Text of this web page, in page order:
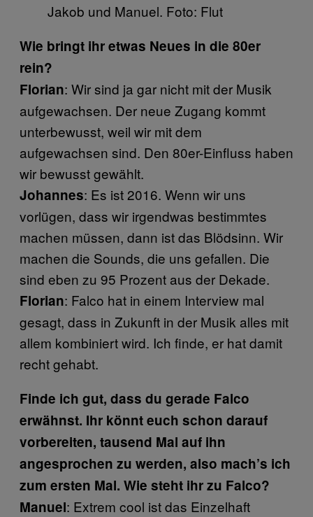
Jakob und Manuel. Foto: Flut
Wie bringt ihr etwas Neues in die 80er
rein?
Florian: Wir sind ja gar nicht mit der Musik
aufgewachsen. Der neue Zugang kommt
unterbewusst, weil wir mit dem
aufgewachsen sind. Den 80er-Einfluss haben
wir bewusst gewählt.
Johannes: Es ist 2016. Wenn wir uns
vorlügen, dass wir irgendwas bestimmtes
machen müssen, dann ist das Blödsinn. Wir
machen die Sounds, die uns gefallen. Die
sind eben zu 95 Prozent aus der Dekade.
Florian: Falco hat in einem Interview mal
gesagt, dass in Zukunft in der Musik alles mit
allem kombiniert wird. Ich finde, er hat damit
recht gehabt.
Finde ich gut, dass du gerade Falco
erwähnst. Ihr könnt euch schon darauf
vorbereiten, tausend Mal auf ihn
angesprochen zu werden, also mach’s ich
zum ersten Mal. Wie steht ihr zu Falco?
Manuel: Extrem cool ist das Einzelhaft